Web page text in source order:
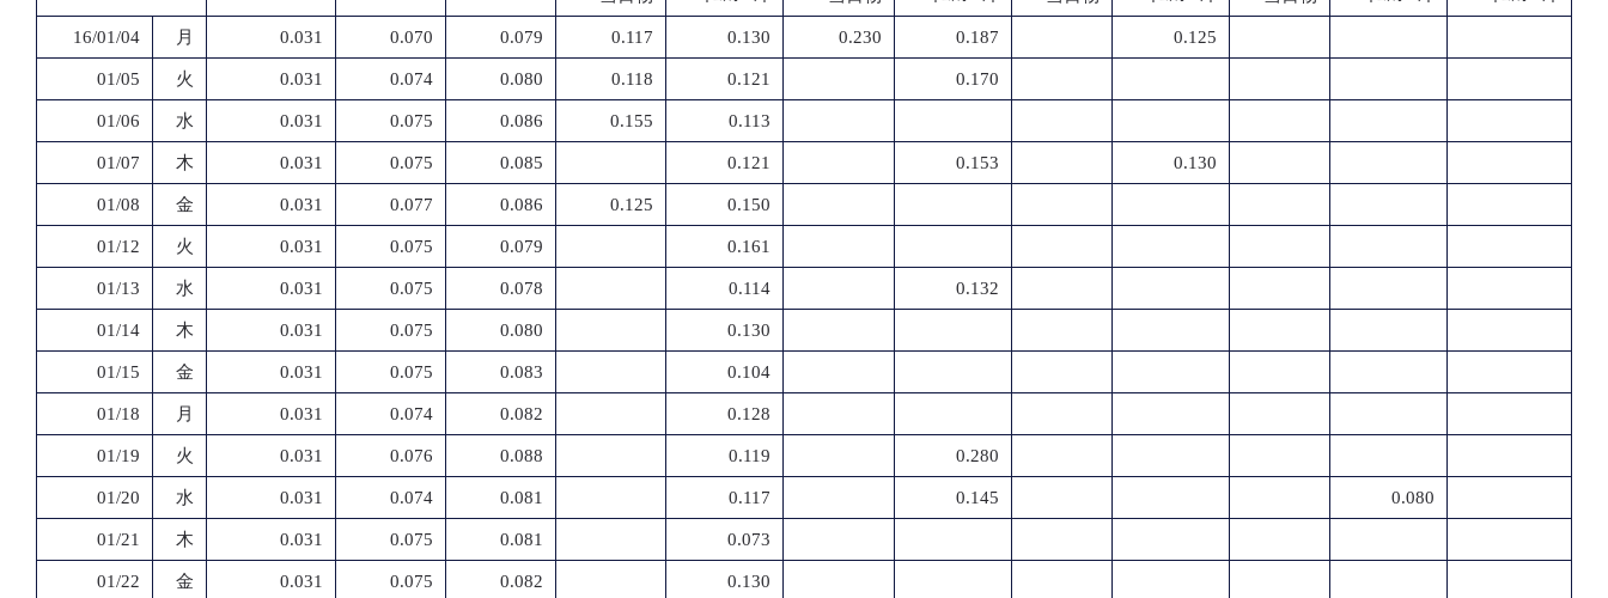
16/01/04 月 0.031 0.070 0.079 0.117 0.130 0.230 0.187 0.125
01/05 火 0.031 0.074 0.080 0.118 0.121 0.170
01/06 水 0.031 0.075 0.086 0.155 0.113
01/07 木 0.031 0.075 0.085 0.121 0.153 0.130
01/08 金 0.031 0.077 0.086 0.125 0.150
01/12 火 0.031 0.075 0.079 0.161
01/13 水 0.031 0.075 0.078 0.114 0.132
01/14 木 0.031 0.075 0.080 0.130
01/15 金 0.031 0.075 0.083 0.104
01/18 月 0.031 0.074 0.082 0.128
01/19 火 0.031 0.076 0.088 0.119 0.280
01/20 水 0.031 0.074 0.081 0.117 0.145 0.080
01/21 木 0.031 0.075 0.081 0.073
01/22 金 0.031 0.075 0.082 0.130